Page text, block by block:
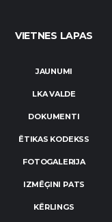
VIETNES LAPAS
JAUNUMI
LKA VALDE
DOKUMENTI
ĒTIKAS KODEKSS
FOTOGALERIJA
IZMĒĢINI PATS
KĒRLINGS